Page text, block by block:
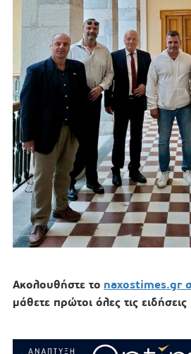
Ακολουθήστε το naxostimes.gr
μάθετε πρώτοι όλες τις ειδήσεις